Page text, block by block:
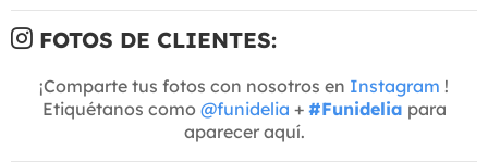
FOTOS DE CLIENTES:
¡Comparte tus fotos con nosotros en Instagram !
Etiquétanos como @funidelia + #Funidelia para
aparecer aquí.